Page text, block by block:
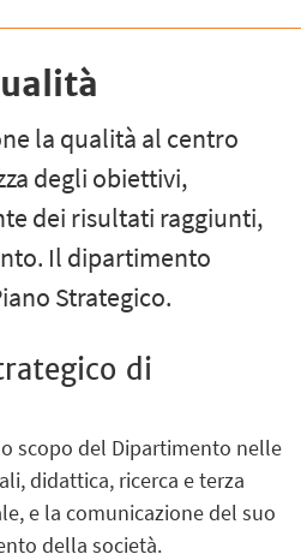
la qualità al centro
degli obiettivi,
dei risultati raggiunti,
Il dipartimento
Strategico.
di
scopo del Dipartimento nelle
didattica, ricerca e terza
e la comunicazione del suo
della società.